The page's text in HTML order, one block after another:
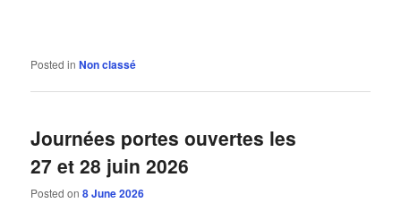
Posted in Non classé
Journées portes ouvertes les
27 et 28 juin 2026
Posted on8 June 2026